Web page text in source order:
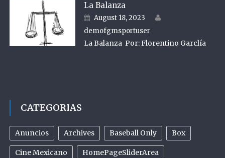
La Balanza
Posted on
August 18, 2023
demofgmsportuser
La Balanza Por: Florentino Garclía
CATEGORIAS
Anuncios Archives Baseball Only Box
Cine Mexicano HomePageSliderArea